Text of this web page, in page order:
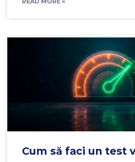
Cum să faci un test